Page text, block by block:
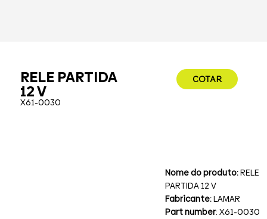
RELE PARTIDA
12 V
X61-0030
COTAR
Nome do produto:RELE
PARTIDA 12 V
Fabricante:LAMAR
Part number: X61-0030